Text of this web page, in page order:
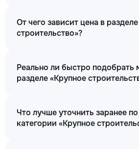
От чего зависит цена в
строительство»?
Реально ли быстро подобрать
разделе «Крупное
Что лучше уточнить заранее
категории «Крупное